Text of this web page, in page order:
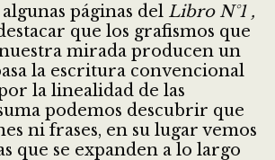
páginas del Libro N°1 ,
que los grafismos que
mirada producen un
la escritura convencional
la linealidad de las
podemos descubrir que
ni frases, en su lugar vemos
que se expanden a lo largo